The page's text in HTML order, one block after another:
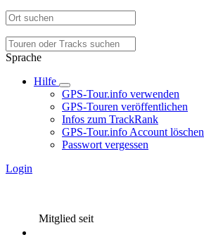
Sprache
Hilfe
GPS-Tour.info verwenden
GPS-Touren veröffentlichen
Infos zum TrackRank
GPS-Tour.info Account löschen
Passwort vergessen
Login
Mitglied seit